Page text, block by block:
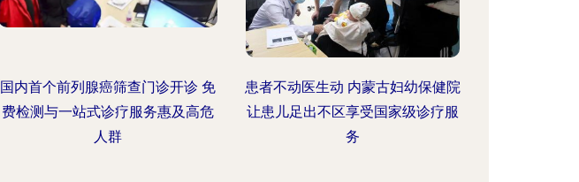
国内首个前列腺癌筛查门诊开诊 免
费检测与一站式诊疗服务惠及高危
人群
患者不动医生动 内蒙古妇幼保健院
让患儿足出不区享受国家级诊疗服
务